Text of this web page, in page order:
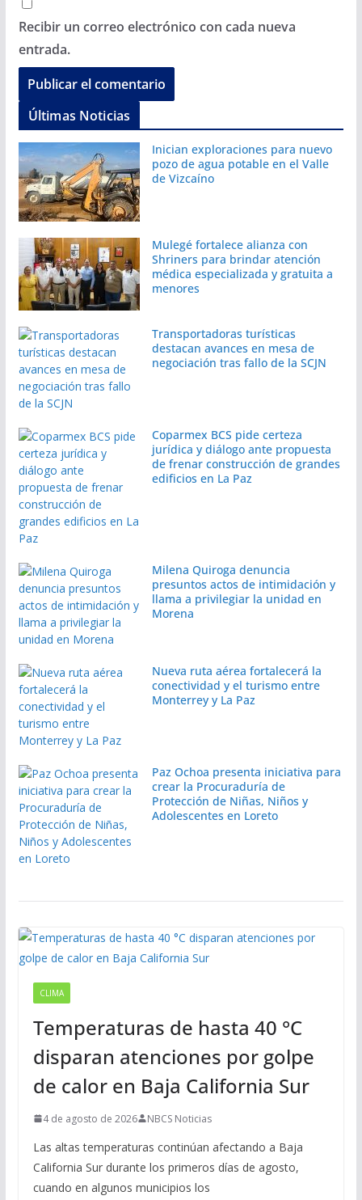
Recibir un correo electrónico con cada nueva
entrada.
Últimas Noticias
Inician exploraciones para nuevo
pozo de agua potable en el Valle
de Vizcaíno
Mulegé fortalece alianza con
Shriners para brindar atención
médica especializada y gratuita a
menores
Transportadoras turísticas
destacan avances en mesa de
negociación tras fallo de la SCJN
Coparmex BCS pide certeza
jurídica y diálogo ante propuesta
de frenar construcción de grandes
edificios en La Paz
Milena Quiroga denuncia
presuntos actos de intimidación y
llama a privilegiar la unidad en
Morena
Nueva ruta aérea fortalecerá la
conectividad y el turismo entre
Monterrey y La Paz
Paz Ochoa presenta iniciativa para
crear la Procuraduría de
Protección de Niñas, Niños y
Adolescentes en Loreto
CLIMA
Temperaturas de hasta 40 °C
disparan atenciones por golpe
de calor en Baja California Sur
4 de agosto de 2026 NBCS Noticias
Las altas temperaturas continúan afectando a Baja
California Sur durante los primeros días de agosto,
cuando en algunos municipios los